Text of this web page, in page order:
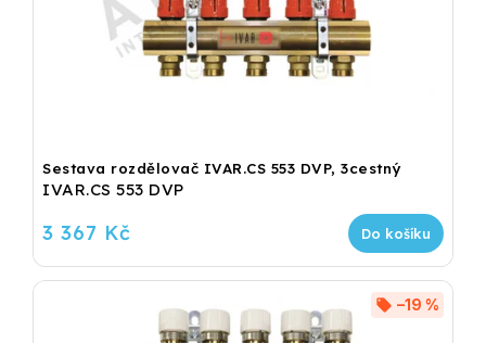
Sestava rozdělovač IVAR.CS 553 DVP, 3cestný
IVAR.CS 553 DVP
3 367 Kč Do košíku
–19 %